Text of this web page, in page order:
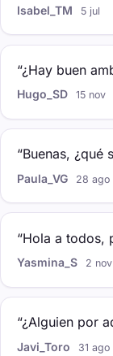
Isabel_TM 5 jul
“¿Hay buen
Hugo_SD 15 nov
“Buenas, ¿qué
Paula_VG 28 ago
“Hola a todos,
Yasmina_S 2 nov
“¿Alguien por
Javi_Toro 31 ago